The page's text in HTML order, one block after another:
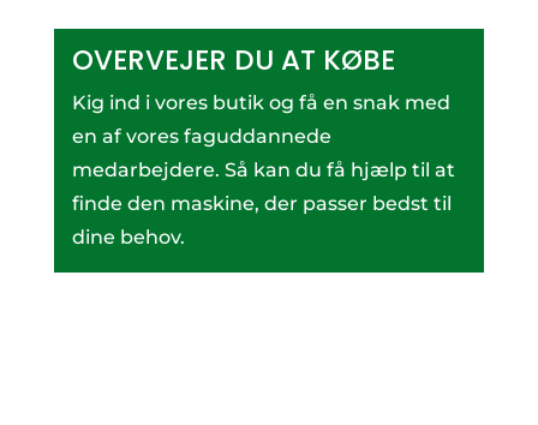
OVERVEJER DU AT KØBE
Kig ind i vores butik og få en snak med
en af vores faguddannede
medarbejdere. Så kan du få hjælp til at
finde den maskine, der passer bedst til
dine behov.